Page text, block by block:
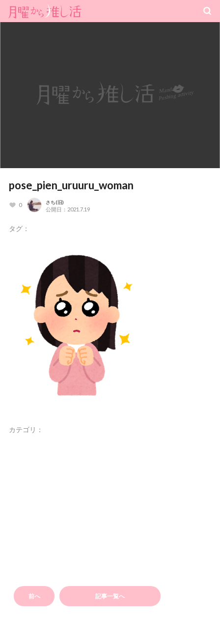
pose_pien_uruuru_woman
0 さち(旧)
公開日：2021.7.19
タグ：
カテゴリ：
前へ 記事一覧へ